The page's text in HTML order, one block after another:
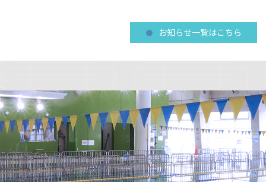
お知らせ一覧はこちら